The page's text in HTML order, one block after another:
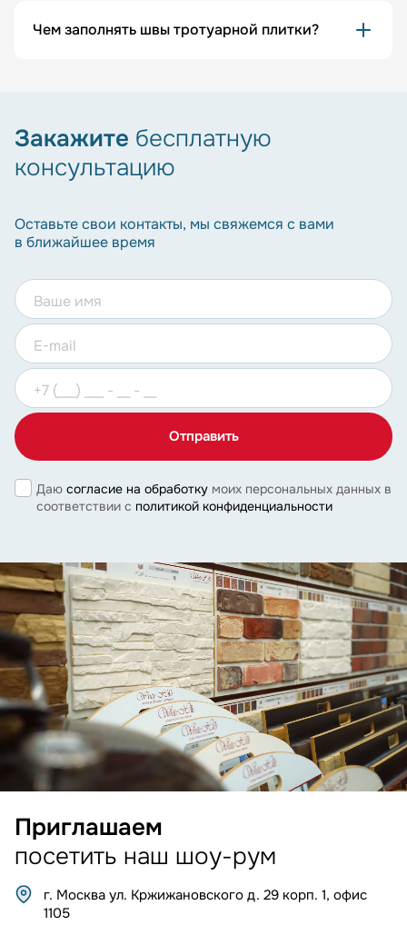
Чем заполнять швы тротуарной плитки?
Закажите бесплатную
консультацию
Оставьте свои контакты, мы свяжемся с вами
в ближайшее время
Даю согласие на обработкумоих персональных данных в
соответствии с политикой конфиденциальности
Приглашаем
посетить наш шоу-рум
г. Москва ул. Кржижановского д. 29 корп. 1, офис
1105